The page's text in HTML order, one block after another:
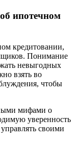
ипотечном
кредитовании,
Понимание
невыгодных
взять во
чтобы
мифами о
уверенность
своими